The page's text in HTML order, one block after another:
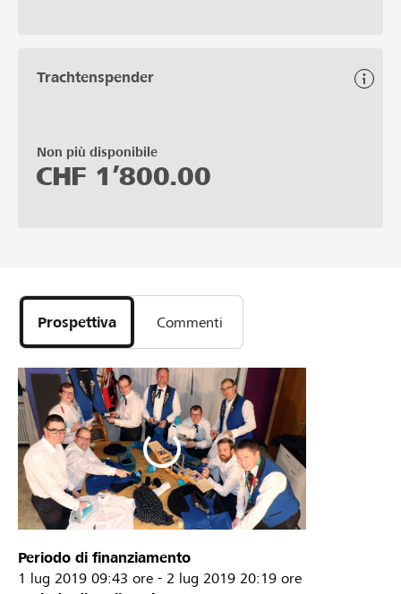
Trachtenspender
Non più disponibile
CHF 1’800.00
Prospettiva Commenti
Periodo di finanziamento
1 lug 2019 09:43 ore - 2 lug 2019 20:19 ore